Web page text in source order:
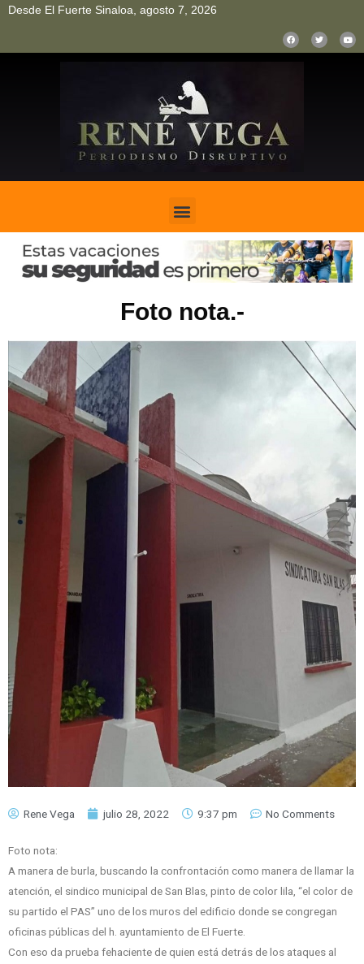
Desde El Fuerte Sinaloa, agosto 7, 2026
Foto nota.-
Rene Vega julio 28, 2022 9:37 pm No Comments
Foto nota:
A manera de burla, buscando la confrontación como manera de llamar la
atención, el sindico municipal de San Blas, pinto de color lila, “el color de
su partido el PAS” uno de los muros del edificio donde se congregan
oficinas públicas del h. ayuntamiento de El Fuerte.
Con eso da prueba fehaciente de quien está detrás de los ataques al